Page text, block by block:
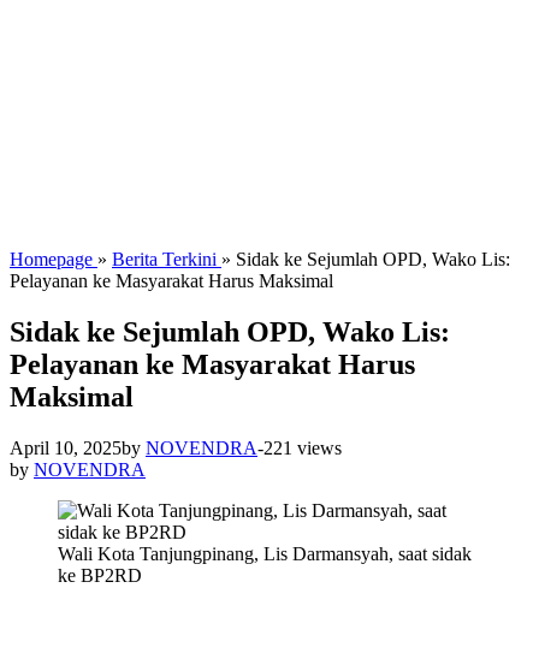
Homepage » Berita Terkini » Sidak ke Sejumlah OPD, Wako Lis:
Pelayanan ke Masyarakat Harus Maksimal
Sidak ke Sejumlah OPD, Wako Lis:
Pelayanan ke Masyarakat Harus
Maksimal
April 10, 2025by NOVENDRA-221 views
by NOVENDRA
Wali Kota Tanjungpinang, Lis Darmansyah, saat sidak
ke BP2RD